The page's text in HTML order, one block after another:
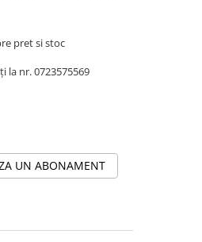
pret si stoc
la nr. 0723575569
UN ABONAMENT